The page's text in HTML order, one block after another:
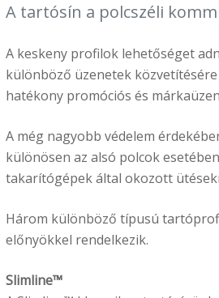
A tartósín a polcszéli
A keskeny profilok lehetőséget
különböző üzenetek
hatékony promóciós és
A még nagyobb védelem
különösen az alsó polcok
takarítógépek által okozott
Három különböző típusú
előnyökkel rendelkezik.
Slimline™